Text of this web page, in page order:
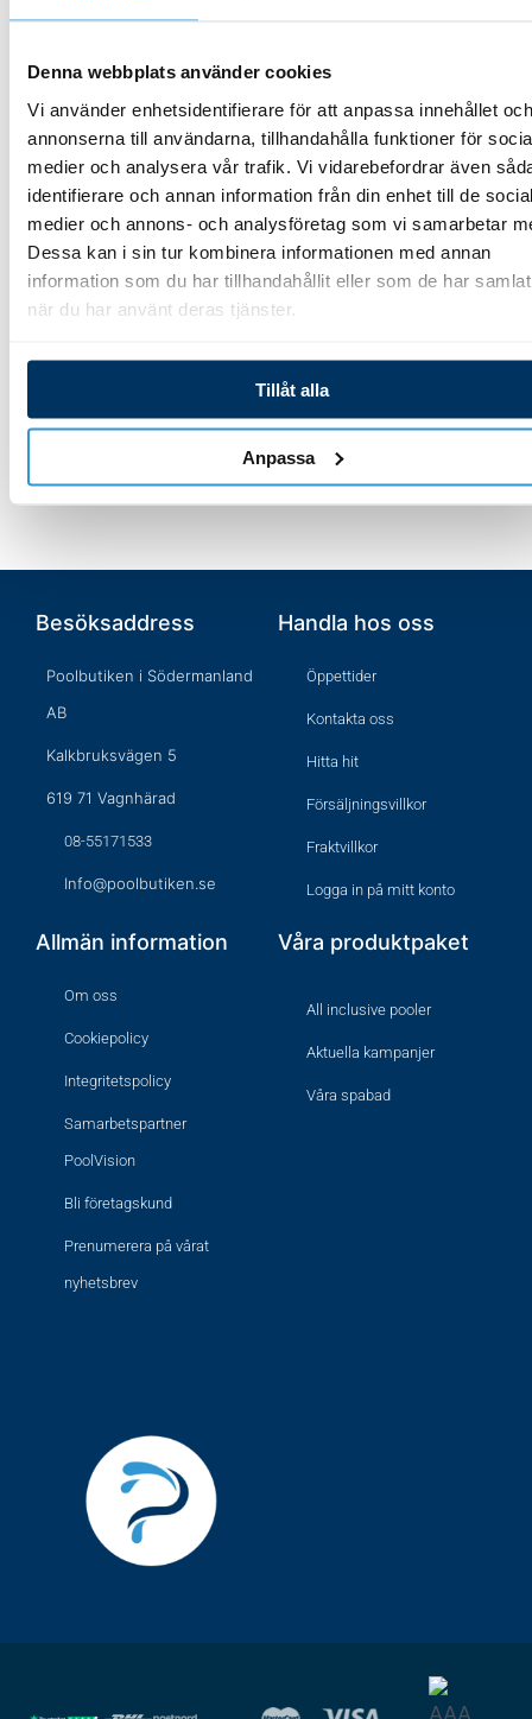
Denna webbplats använder cookies
Vi använder enhetsidentifierare för att anpassa innehållet och
annonserna till användarna, tillhandahålla funktioner för
medier och analysera vår trafik. Vi vidarebefordrar även
identifierare och annan information från din enhet till de
medier och annons- och analysföretag som vi samarbetar
Dessa kan i sin tur kombinera informationen med annan
information som du har tillhandahållit eller som de har
när du har använt deras tjänster.
Tillåt alla
Anpassa
Hydroxinator_iQ_22
Anslutningskabel
displaykort eXO
iQ/Hydroxinator iQ
332,00 kr
Lägg till i varukorg
Trälock Hydroxinator
728,00kr
Lägg till i varukorg
Besöksaddress
Poolbutiken i Södermanland
AB
Kalkbruksvägen 5
619 71 Vagnhärad
08-55171533
Info@poolbutiken.se
Handla hos oss
Öppettider
Kontakta oss
Hitta hit
Försäljningsvillkor
Fraktvillkor
Logga in på mitt konto
Allmän information
Om oss
Cookiepolicy
Integritetspolicy
Samarbetspartner
PoolVision
Bli företagskund
Prenumerera på vårat
nyhetsbrev
Våra produktpaket
All inclusive pooler
Aktuella kampanjer
Våra spabad